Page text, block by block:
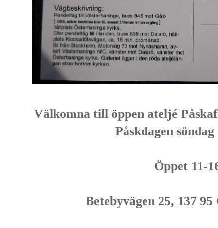
Välkomna till öppen ateljé
Påskdagen
Öppet 11-
Betebyvägen 25, 137